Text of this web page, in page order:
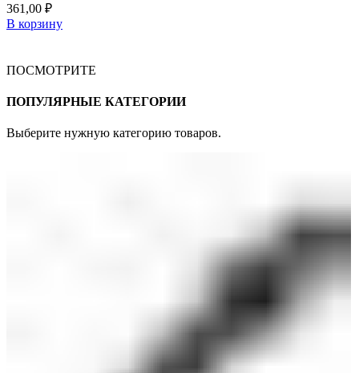
361,00 ₽
В корзину
ПОСМОТРИТЕ
ПОПУЛЯРНЫЕ КАТЕГОРИИ
Выберите нужную категорию товаров.